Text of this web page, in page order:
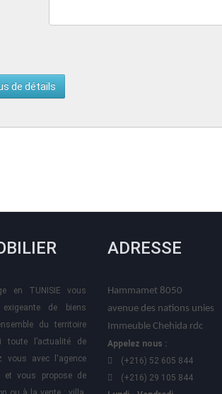
en TUNISIE vous
de biens
du territoire
toute l’actualité de
vous avec l'agence
et vous propose de
ADRESSE
Hammamet 8050
avenue des nations unies
Immeuble Chehida rdc
Appelez nous :
(+216) 52 605 844
(+216) 29 105 844